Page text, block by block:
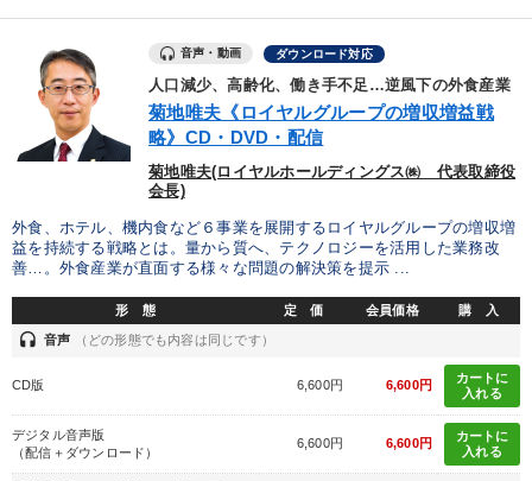
音声・動画 ダウンロード対応
人口減少、高齢化、働き手不足…逆風下の外食産業
菊地唯夫《ロイヤルグループの増収増益戦
略》CD・DVD・配信
菊地唯夫(ロイヤルホールディングス㈱ 代表取締役
会長)
外食、ホテル、機内食など６事業を展開するロイヤルグループの増収増
益を持続する戦略とは。量から質へ、テクノロジーを活用した業務改
善…。外食産業が直面する様々な問題の解決策を提示 ...
形 態 定 価 会員価格 購 入
headset 音声 （どの形態でも内容は同じです）
CD版 6,600円 6,600円
カートに
入れる
デジタル音声版
（配信＋ダウンロード）
6,600円 6,600円
カートに
入れる